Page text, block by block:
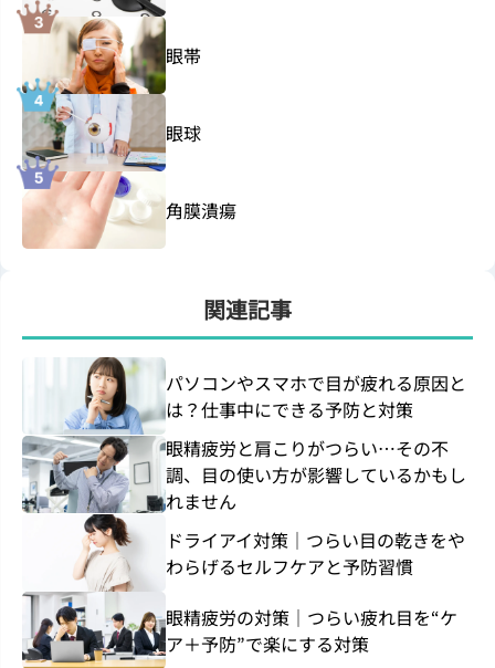
眼帯
眼球
角膜潰瘍
関連記事
パソコンやスマホで目が疲れる原因と
は？仕事中にできる予防と対策
眼精疲労と肩こりがつらい…その不
調、目の使い方が影響しているかもし
れません
ドライアイ対策｜つらい目の乾きをや
わらげるセルフケアと予防習慣
眼精疲労の対策｜つらい疲れ目を“ケ
ア＋予防”で楽にする対策